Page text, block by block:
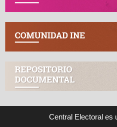
Central Electoral es